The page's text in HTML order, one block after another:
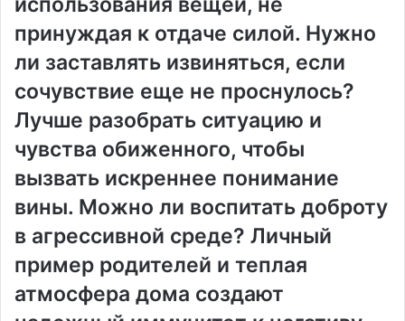
принуждая к отдаче силой. Нужно
ли заставлять извиняться, если
сочувствие еще не проснулось?
Лучше разобрать ситуацию и
чувства обиженного, чтобы
вызвать искреннее понимание
вины. Можно ли воспитать доброту
в агрессивной среде? Личный
пример родителей и теплая
атмосфера дома создают